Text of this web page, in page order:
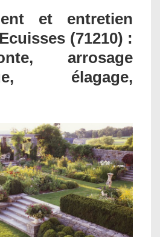
et entretien
(71210) :
arrosage
élagage,